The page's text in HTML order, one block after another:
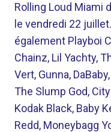
Rolling Loud Miami
le vendredi 22
également Playboi
Chainz, Lil Yachty,
Vert, Gunna,
The Slump God,
Kodak Black, Baby
Redd, Moneybagg